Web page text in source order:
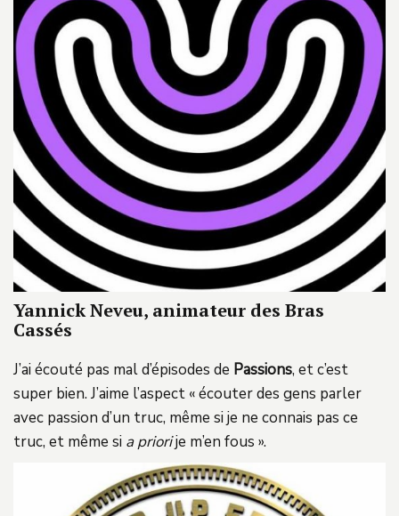
Yannick Neveu, animateur des Bras
Cassés
J’ai écouté pas mal d’épisodes de Passions, et c’est
super bien. J’aime l’aspect « écouter des gens parler
avec passion d’un truc, même si je ne connais pas ce
truc, et même si a priorije m’en fous ».